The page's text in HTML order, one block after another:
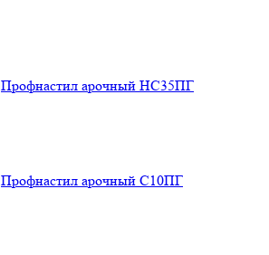
Профнастил арочный НС35ПГ
Профнастил арочный С10ПГ